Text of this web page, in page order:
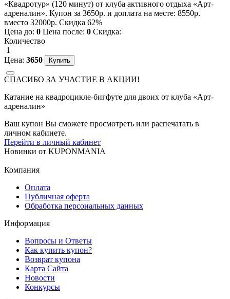
«Квадротур» (120 минут) от клуба активного отдыха «Арт-
адреналин». Купон за 3650р. и доплата на месте: 8550р.
вместо 32000р. Скидка 62%
Цена до: 0 Цена после: 0 Скидка:
Количество
1
Цена: 3650
СПАСИБО ЗА УЧАСТИЕ В АКЦИИ!
Катание на квадроцикле-бигфуте для двоих от клуба «Арт-
адреналин»
Ваш купон Вы сможете просмотреть или распечатать в
личном кабинете.
Перейти в личный кабинет
Новинки от KUPONMANIA
Компания
Оплата
Публичная оферта
Обработка персональных данных
Информация
Вопросы и Ответы
Как купить купон?
Возврат купона
Карта Сайта
Новости
Конкурсы